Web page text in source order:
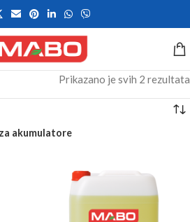
Prikazano je svih 2 rezultata
akumulatore